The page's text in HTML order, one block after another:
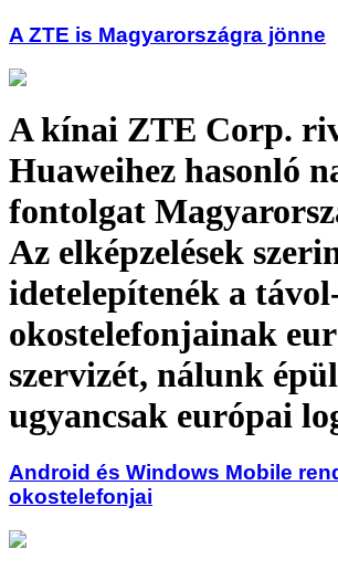
A ZTE is Magyarországra jönne
A kínai ZTE Corp.
Huaweihez hasonló
fontolgat
Az elképzelések
idetelepítenék a
okostelefonjainak
szervizét, nálunk
ugyancsak európai
Android és Windows Mobile
okostelefonjai